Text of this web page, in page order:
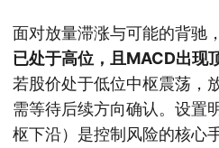
面对放量滞涨与可能的背驰
已处于高位，且MACD出现
若股价处于低位中枢震荡，
需等待后续方向确认。设置
枢下沿）是控制风险的核心手